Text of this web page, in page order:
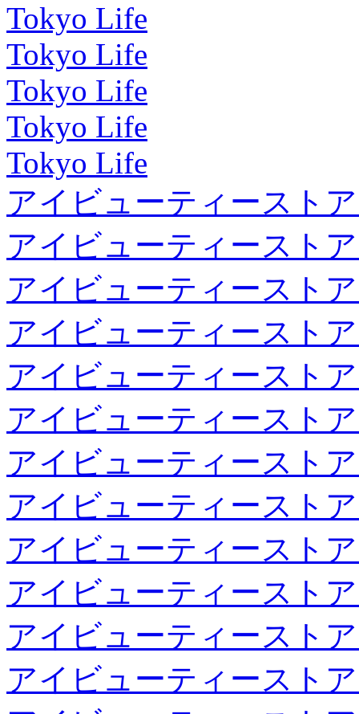
Tokyo Life
Tokyo Life
Tokyo Life
Tokyo Life
Tokyo Life
アイビューティースト
アイビューティースト
アイビューティースト
アイビューティースト
アイビューティースト
アイビューティースト
アイビューティースト
アイビューティースト
アイビューティースト
アイビューティースト
アイビューティースト
アイビューティースト